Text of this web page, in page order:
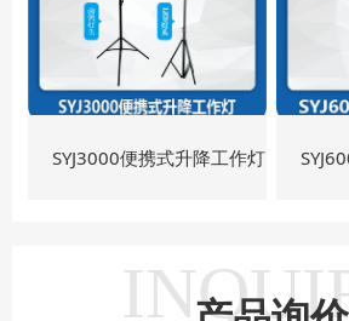
SYJ3000便携式升降工作灯